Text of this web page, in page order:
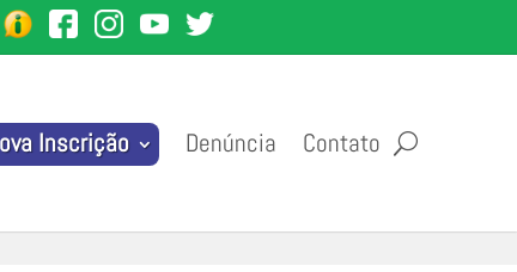
Inscrição Denúncia Contato